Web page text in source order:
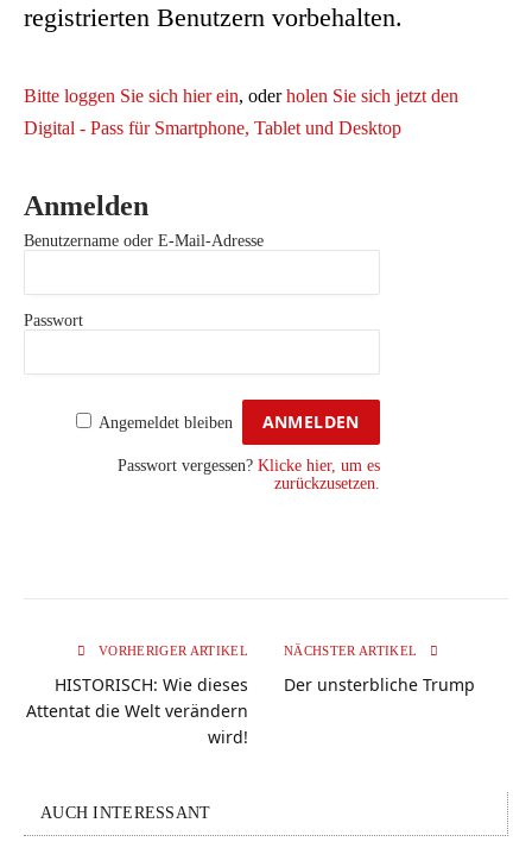
registrierten Benutzern vorbehalten.
Bitte loggen Sie sich hier ein, oderholen Sie sich jetzt den
Digital - Pass für Smartphone, Tablet und Desktop
Anmelden
Benutzername oder E-Mail-Adresse
Passwort
Angemeldet bleiben
Passwort vergessen? Klicke hier, um es
zurückzusetzen.
VORHERIGER ARTIKEL
HISTORISCH: Wie dieses
Attentat die Welt verändern
wird!
NÄCHSTER ARTIKEL
Der unsterbliche Trump
AUCH INTERESSANT